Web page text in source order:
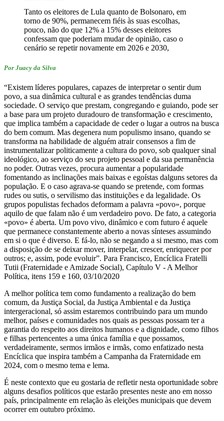
Tanto os eleitores de Lula quanto de Bolsonaro, em
torno de 90%, permanecem fiéis às suas escolhas,
pouco, não do que 12% a 15% desses eleitores
confessam que poderiam mudar de opinião, caso o
cenário se repetir novamente em 2026 e 2030,
Por Juacy da Silva
“Existem líderes populares, capazes de interpretar o sentir dum
povo, a sua dinâmica cultural e as grandes tendências duma
sociedade. O serviço que prestam, congregando e guiando, pode ser
a base para um projeto duradouro de transformação e crescimento,
que implica também a capacidade de ceder o lugar a outros na busca
do bem comum. Mas degenera num populismo insano, quando se
transforma na habilidade de alguém atrair consensos a fim de
instrumentalizar politicamente a cultura do povo, sob qualquer sinal
ideológico, ao serviço do seu projeto pessoal e da sua permanência
no poder. Outras vezes, procura aumentar a popularidade
fomentando as inclinações mais baixas e egoístas dalguns setores da
população. E o caso agrava-se quando se pretende, com formas
rudes ou sutis, o servilismo das instituições e da legalidade. Os
grupos populistas fechados deformam a palavra «povo», porque
aquilo de que falam não é um verdadeiro povo. De fato, a categoria
«povo» é aberta. Um povo vivo, dinâmico e com futuro é aquele
que permanece constantemente aberto a novas sínteses assumindo
em si o que é diverso. E fá-lo, não se negando a si mesmo, mas com
a disposição de se deixar mover, interpelar, crescer, enriquecer por
outros; e, assim, pode evoluir”. Para Francisco, Encíclica Fratelli
Tutii (Fraternidade e Amizade Social), Capítulo V - A Melhor
Política, itens 159 e 160, 03/10/2020
A melhor política tem como fundamento a realização do bem
comum, da Justiça Social, da Justiça Ambiental e da Justiça
intergeracional, só assim estaremos contribuindo para um mundo
melhor, países e comunidades nos quais as pessoas possam ter a
garantia do respeito aos direitos humanos e a dignidade, como filhos
e filhas pertencentes a uma única família e que possamos,
verdadeiramente, sermos irmãos e irmãs, como enfatizado nesta
Encíclica que inspira também a Campanha da Fraternidade em
2024, com o mesmo tema e lema.
É neste contexto que eu gostaria de refletir nesta oportunidade sobre
alguns desafios políticos que estarão presentes neste ano em nosso
país, principalmente em relação às eleições municipais que devem
ocorrer em outubro próximo.